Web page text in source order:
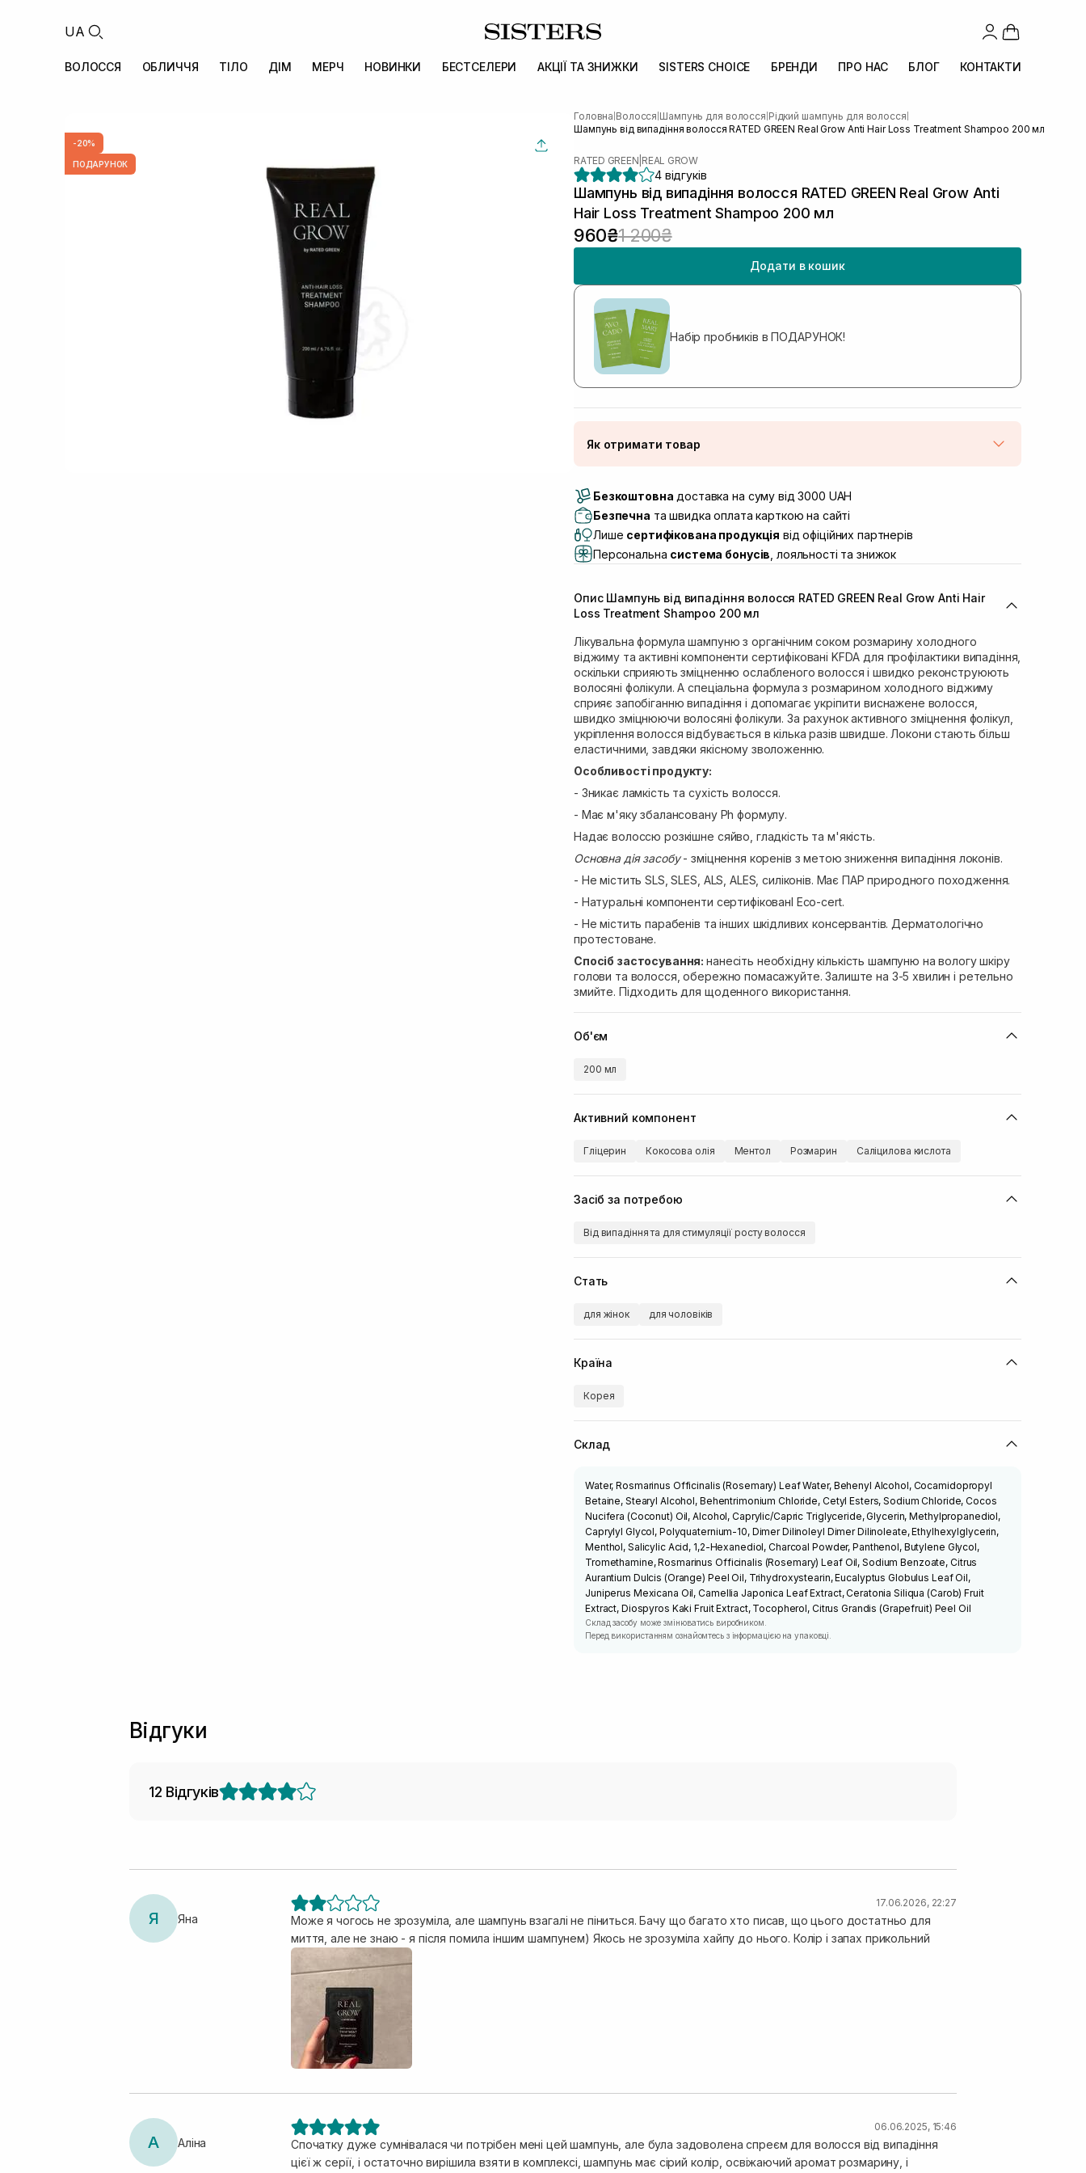
UA
ВОЛОССЯ ОБЛИЧЧЯ ТІЛО ДІМ МЕРЧ НОВИНКИ БЕСТСЕЛЕРИ АКЦІЇ ТА ЗНИЖКИ SISTERS CHOICE БРЕНДИ ПРО НАС БЛОГ КОНТАКТИ
-20%
ПОДАРУНОК
Головна Волосся Шампунь для волосся Рідкий шампунь для волосся
Шампунь від випадіння волосся RATED GREEN Real Grow Anti Hair Loss Treatment Shampoo 200 мл
RATED GREEN REAL GROW
4 відгуків
Шампунь від випадіння волосся RATED GREEN Real Grow Anti
Hair Loss Treatment Shampoo 200 мл
960₴1 200₴
Додати в кошик
Набір пробників в ПОДАРУНОК!
Як отримати товар
Самовивіз м. Луцьк, вул. Винниченка 4
Самовивіз м. Львів, вул. Академіка Підстригача, 1В
(Duck’s Lake)
Самовивіз м. Львів, вул. Івана Франка 36
Самовивіз м. Львів, вул. Степана Бандери 45 В наявності
Самовивіз м. Рівне, вул. Кулика і Гудачека 23 (ТЦ
Екватор)
Немає в наявності!
Безкоштовна доставка на суму від 3000 UAH
Безпечна та швидка оплата карткою на сайті
Лише сертифікована продукція від офіційних партнерів
Персональна система бонусів , лояльності та знижок
Опис Шампунь від випадіння волосся RATED GREEN Real Grow Anti Hair
Loss Treatment Shampoo 200 мл
Лікувальна формула шампуню з органічним соком розмарину холодного
віджиму та активні компоненти сертифіковані KFDA для профілактики випадіння,
оскільки сприяють зміцненню ослабленого волосся і швидко реконструюють
волосяні фолікули. А спеціальна формула з розмарином холодного віджиму
сприяє запобіганню випадіння і допомагає укріпити виснажене волосся,
швидко зміцнюючи волосяні фолікули. За рахунок активного зміцнення фолікул,
укріплення волосся відбувається в кілька разів швидше. Локони стають більш
еластичними, завдяки якісному зволоженню.
Особливості продукту:
- Зникає ламкість та сухість волосся.
- Має м'яку збалансовану Ph формулу.
Надає волоссю розкішне сяйво, гладкість та м'якість.
Основна дія засобу- зміцнення коренів з метою зниження випадіння локонів.
- Не містить SLS, SLES, ALS, ALES, силіконів. Має ПАР природного походження.
- Натуральні компоненти сертифікованІ Eco-cert.
- Не містить парабенів та інших шкідливих консервантів. Дерматологічно
протестоване.
Спосіб застосування:нанесіть необхідну кількість шампуню на вологу шкіру
голови та волосся, обережно помасажуйте. Залиште на 3-5 хвилин і ретельно
змийте. Підходить для щоденного використання.
Об'єм
200 мл
Активний компонент
Гліцерин Кокосова олія Ментол Розмарин Саліцилова кислота
Засіб за потребою
Від випадіння та для стимуляції росту волосся
Стать
для жінок для чоловіків
Країна
Корея
Склад
Water, Rosmarinus Officinalis (Rosemary) Leaf Water, Behenyl Alcohol, Cocamidopropyl
Betaine, Stearyl Alcohol, Behentrimonium Chloride, Cetyl Esters, Sodium Chloride, Cocos
Nucifera (Coconut) Oil, Alcohol, Caprylic/Capric Triglyceride, Glycerin, Methylpropanediol,
Caprylyl Glycol, Polyquaternium-10, Dimer Dilinoleyl Dimer Dilinoleate, Ethylhexylglycerin,
Menthol, Salicylic Acid, 1,2-Hexanediol, Charcoal Powder, Panthenol, Butylene Glycol,
Tromethamine, Rosmarinus Officinalis (Rosemary) Leaf Oil, Sodium Benzoate, Citrus
Aurantium Dulcis (Orange) Peel Oil, Trihydroxystearin, Eucalyptus Globulus Leaf Oil,
Juniperus Mexicana Oil, Camellia Japonica Leaf Extract, Ceratonia Siliqua (Carob) Fruit
Extract, Diospyros Kaki Fruit Extract, Tocopherol, Citrus Grandis (Grapefruit) Peel Oil
Склад засобу може змінюватись виробником.
Перед використанням ознайомтесь з інформацією на упаковці.
Відгуки
12 Відгуків
Я Яна
17.06.2026, 22:27
Може я чогось не зрозуміла, але шампунь взагалі не піниться. Бачу що багато хто писав, що цього достатньо для
миття, але не знаю - я після помила іншим шампунем) Якось не зрозуміла хайпу до нього. Колір і запах прикольний
А Аліна
06.06.2025, 15:46
Спочатку дуже сумнівалася чи потрібен мені цей шампунь, але була задоволена спреєм для волосся від випадіння
цієї ж серії, і остаточно вирішила взяти в комплексі, шампунь має сірий колір, освіжаючий аромат розмарину, і